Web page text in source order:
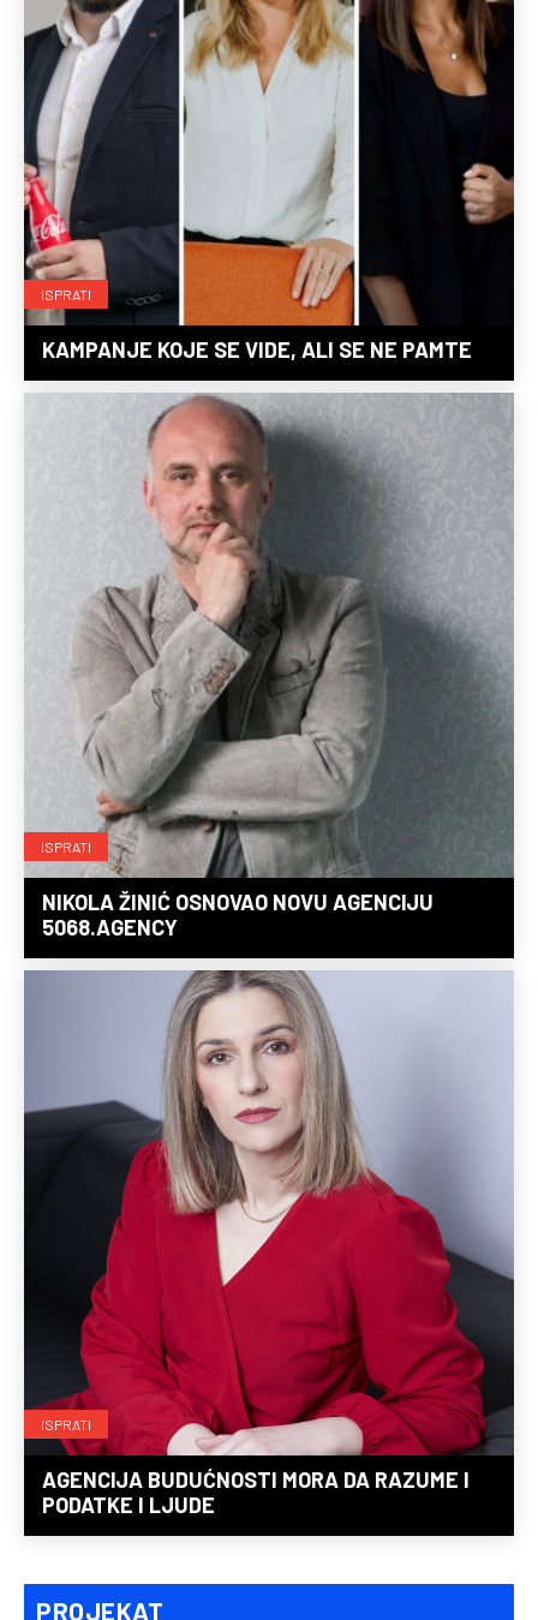
ISPRATI
KAMPANJE KOJE SE VIDE, ALI SE NE PAMTE
ISPRATI
NIKOLA ŽINIĆ OSNOVAO NOVU AGENCIJU
5068.AGENCY
ISPRATI
AGENCIJA BUDUĆNOSTI MORA DA RAZUME I
PODATKE I LJUDE
PROJEKAT